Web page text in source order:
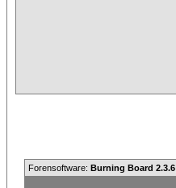
Forensoftware: Burning Board 2.3.6